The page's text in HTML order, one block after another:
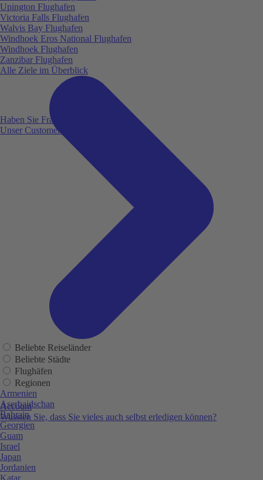
Haben Sie Fragen?
Unser Customer Service ist für Sie da!
Account
Wussten Sie, dass Sie vieles auch selbst erledigen können?
Upington Flughafen
Victoria Falls Flughafen
Walvis Bay Flughafen
Windhoek Eros National Flughafen
Windhoek Flughafen
Zanzibar Flughafen
Alle Ziele im Überblick
Beliebte Reiseländer
Beliebte Städte
Flughäfen
Regionen
Armenien
Aserbaidschan
Bahrain
Georgien
Guam
Israel
Japan
Jordanien
Katar